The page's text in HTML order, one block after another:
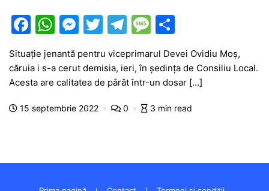
F
a
c
e
b
o
k
W
at
s
A
p
M
s
s
e
er
T
w
itt
er
T
el
e
gr
a
m
M
s
s
a
g
ar
ta
je
a
z
Situație jenantă pentru viceprimarul Devei Ovidiu Moș,
căruia i s-a cerut demisia, ieri, în ședința de Consiliu Local.
Acesta are calitatea de pârât într-un dosar […]
15 septembrie 2022 0 3 min read